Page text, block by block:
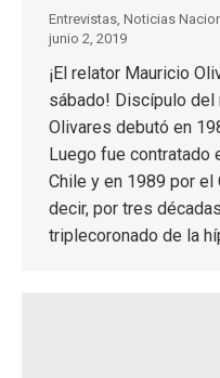
Entrevistas Noticias
junio 2, 2019
¡El relator Mauricio
sábado! Discípulo del
Olivares debutó en
Luego fue contratado
Chile y en 1989 por el
decir, por tres
triplecoronado de la